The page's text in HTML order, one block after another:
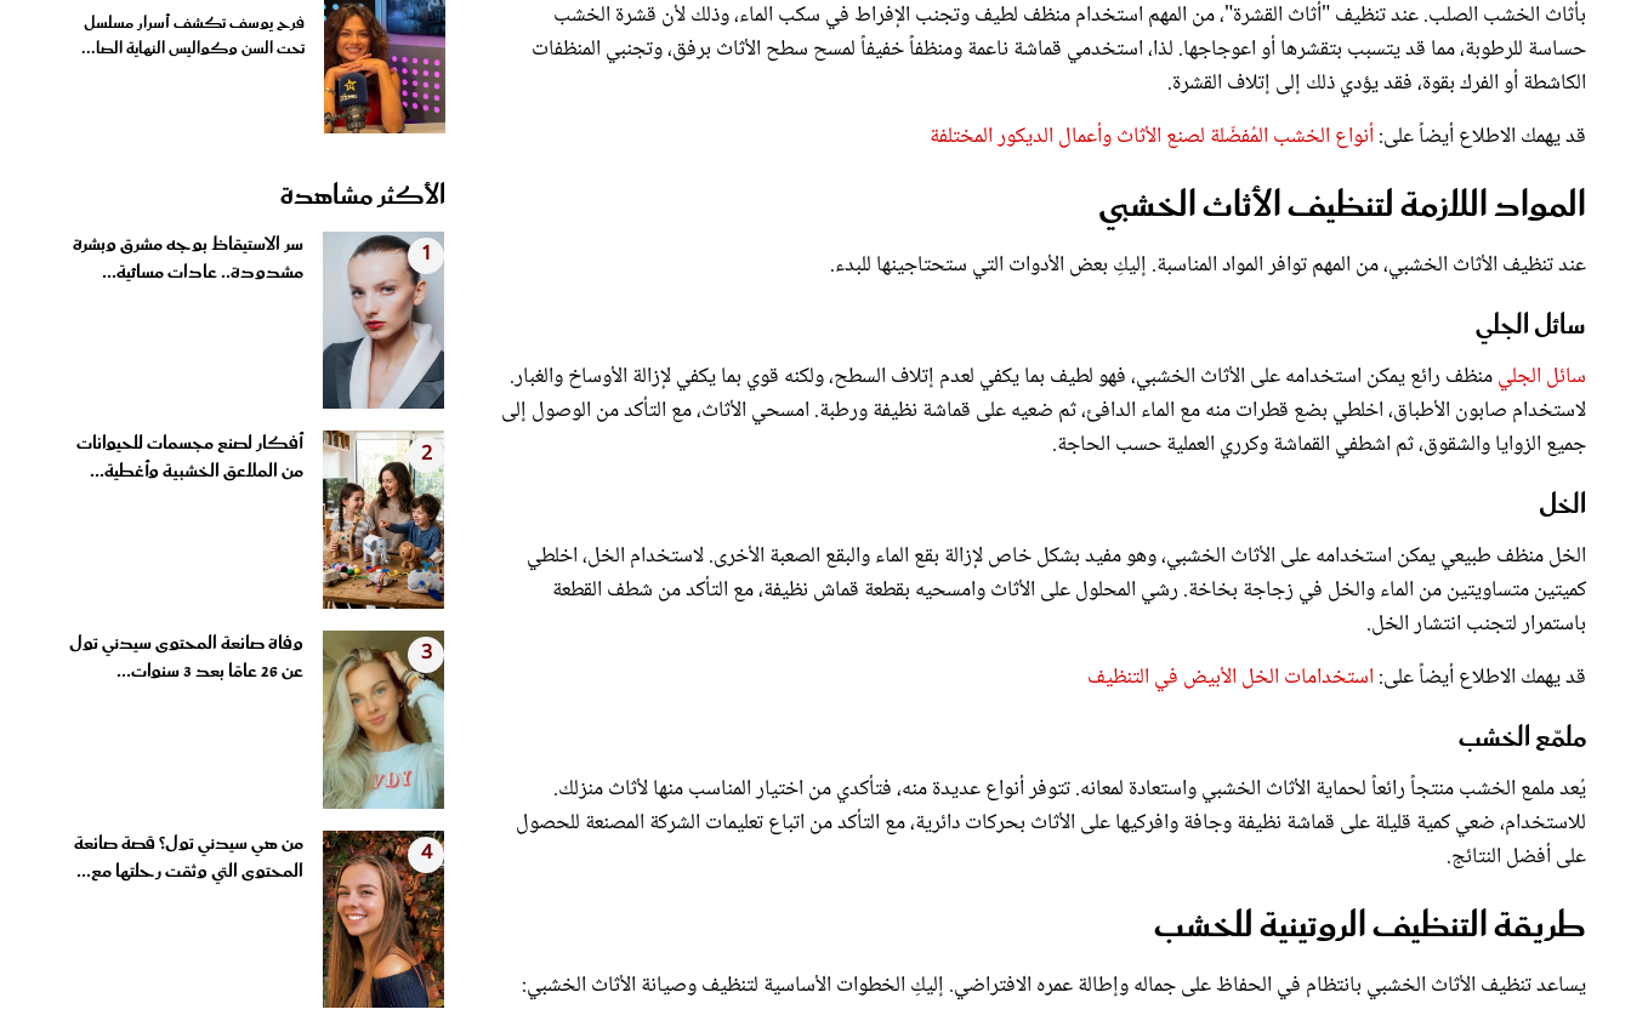
بأثاث الخشب الصلب. عند تنظيف "أثاث القشرة"، من المهم استخدام منظف لطيف وتجنب الإفراط في سكب الماء، وذلك لأن قشرة الخشب
حساسة للرطوبة، مما قد يتسبب بتقشرها أو اعوجاجها. لذا، استخدمي قماشة ناعمة ومنظفاً خفيفاً لمسح سطح الأثاث برفق، وتجنبي المنظفات
الكاشطة أو الفرك بقوة، فقد يؤدي ذلك إلى إتلاف القشرة.
قد يهمك الاطلاع أيضاً على:أنواع الخشب المُفضّلة لصنع الأثاث وأعمال الديكور المختلفة
المواد اللازمة لتنظيف الأثاث الخشبي
عند تنظيف الأثاث الخشبي، من المهم توافر المواد المناسبة. إليكِ بعض الأدوات التي ستحتاجينها للبدء.
سائل الجلي
سائل الجليمنظف رائع يمكن استخدامه على الأثاث الخشبي، فهو لطيف بما يكفي لعدم إتلاف السطح، ولكنه قوي بما يكفي لإزالة الأوساخ والغبار.
لاستخدام صابون الأطباق، اخلطي بضع قطرات منه مع الماء الدافئ، ثم ضعيه على قماشة نظيفة ورطبة. امسحي الأثاث، مع التأكد من الوصول إلى
جميع الزوايا والشقوق، ثم اشطفي القماشة وكرري العملية حسب الحاجة.
الخل
الخل منظف طبيعي يمكن استخدامه على الأثاث الخشبي، وهو مفيد بشكل خاص لإزالة بقع الماء والبقع الصعبة الأخرى. لاستخدام الخل، اخلطي
كميتين متساويتين من الماء والخل في زجاجة بخاخة. رشي المحلول على الأثاث وامسحيه بقطعة قماش نظيفة، مع التأكد من شطف القطعة
باستمرار لتجنب انتشار الخل.
قد يهمك الاطلاع أيضاً على: استخدامات الخل الأبيض في التنظيف
ملمّع الخشب
يُعد ملمع الخشب منتجاً رائعاً لحماية الأثاث الخشبي واستعادة لمعانه. تتوفر أنواع عديدة منه، فتأكدي من اختيار المناسب منها لأثاث منزلك.
للاستخدام، ضعي كمية قليلة على قماشة نظيفة وجافة وافركيها على الأثاث بحركات دائرية، مع التأكد من اتباع تعليمات الشركة المصنعة للحصول
على أفضل النتائج.
طريقة التنظيف الروتينية للخشب
يساعد تنظيف الأثاث الخشبي بانتظام في الحفاظ على جماله وإطالة عمره الافتراضي. إليكِ الخطوات الأساسية لتنظيف وصيانة الأثاث الخشبي:
فرح يوسف تكشف أسرار مسلسل
تحت السن وكواليس النهاية الصا...
الأكثر مشاهدة
1
سر الاستيقاظ بوجه مشرق وبشرة
مشدودة.. عادات مسائية...
2
أفكار لصنع مجسمات للحيوانات
من الملاعق الخشبية وأغطية...
3
وفاة صانعة المحتوى سيدني تول
عن 26 عامًا بعد 3 سنوات...
4
من هي سيدني تول؟ قصة صانعة
المحتوى التي وثقت رحلتها مع...